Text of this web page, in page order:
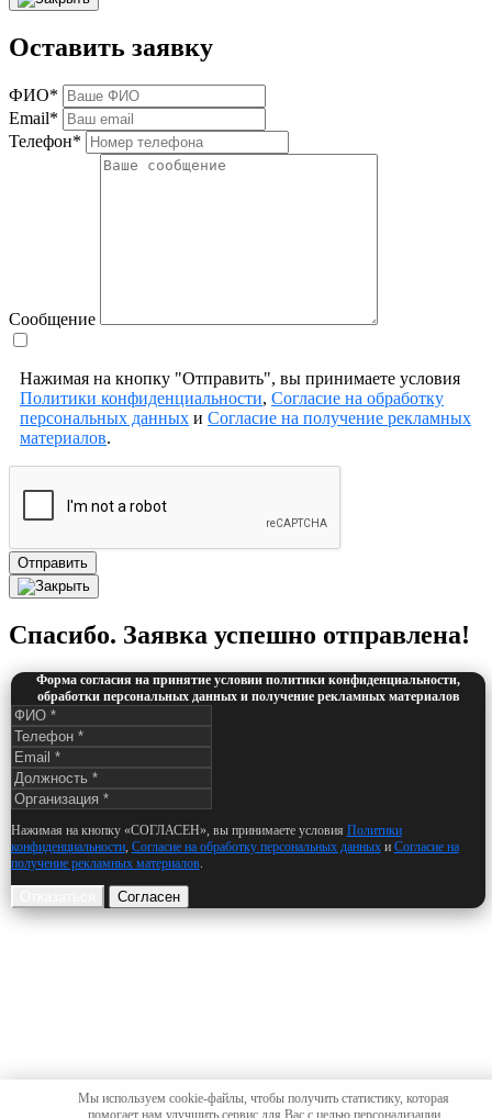
Мы используем cookie-файлы, чтобы получить статистику, которая
помогает нам улучшить сервис для Вас с целью персонализации
Оставить заявку
ФИО*
Email*
Телефон*
Сообщение
Нажимая на кнопку "Отправить", вы принимаете условия
Политики конфиденциальности, Согласие на обработку
персональных данных и Согласие на получение рекламных
материалов.
Отправить
Спасибо. Заявка успешно отправлена!
Форма согласия на принятие условии политики конфиденциальности,
обработки персональных данных и получение рекламных материалов
Нажимая на кнопку «СОГЛАСЕН», вы принимаете условия Политики
конфиденциальности, Согласие на обработку персональных данныхи Согласие на
получение рекламных материалов.
Согласен